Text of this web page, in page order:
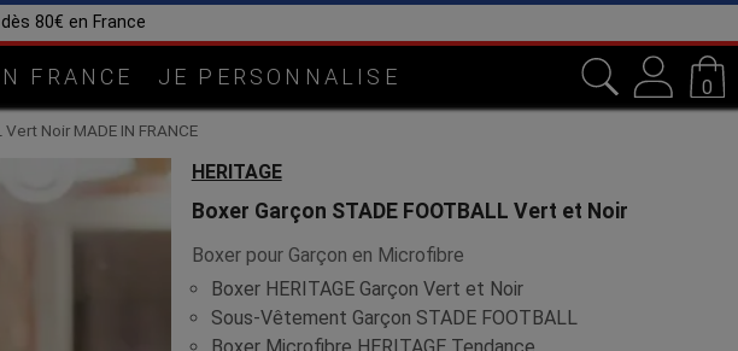
dès 80€ en France
FRANCE JE PERSONNALISE 0
Noir MADE IN FRANCE
HERITAGE
Boxer Garçon STADE FOOTBALL Vert et Noir
Boxer pour Garçon en Microfibre
Boxer HERITAGE Garçon Vert et Noir
Sous-Vêtement Garçon STADE FOOTBALL